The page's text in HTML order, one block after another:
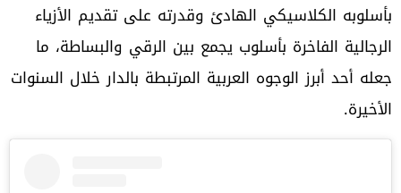
بأسلوبه الكلاسيكي الهادئ وقدرته على تقديم الأزياء
الرجالية الفاخرة بأسلوب يجمع بين الرقي والبساطة، ما
جعله أحد أبرز الوجوه العربية المرتبطة بالدار خلال السنوات
الأخيرة.